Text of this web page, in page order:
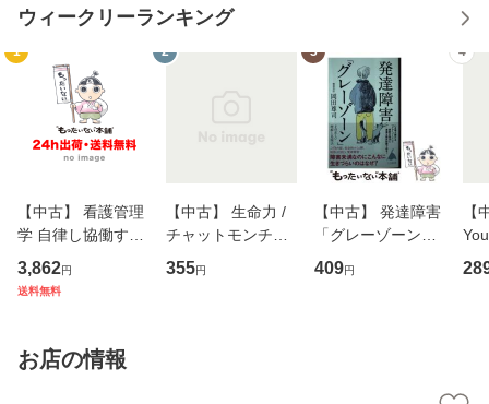
ウィークリーランキング
1
【中古】 看護管理
学 自律し協働する
専門職の看護マネ
ジメントスキル 改
恵 藤本幸三 / 南江
堂 [単行
3,862円
送料無料
2
【中古】 生命力 /
チャットモンチー /
キューンレコード
[CD]【メール便送
355円
3
【中古】 発達障害
「グレーゾーン」
その正しい理解と
克服法 (SB新書 57
409円
4
【
のが
お店の情報